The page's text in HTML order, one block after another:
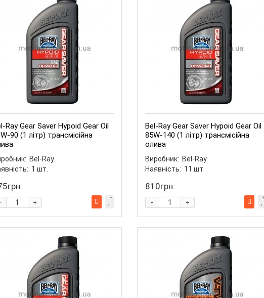
Ray Gear Saver Hypoid Gear Oil
90 (1 літр) трансмісійна
Bel-Ray
1 шт.
+
Bel-Ray Gear Saver Hypoid Gear Oil
85W-140 (1 літр) трансмісійна
олива
Виробник: Bel-Ray
Наявність: 11 шт.
810грн.
+
-